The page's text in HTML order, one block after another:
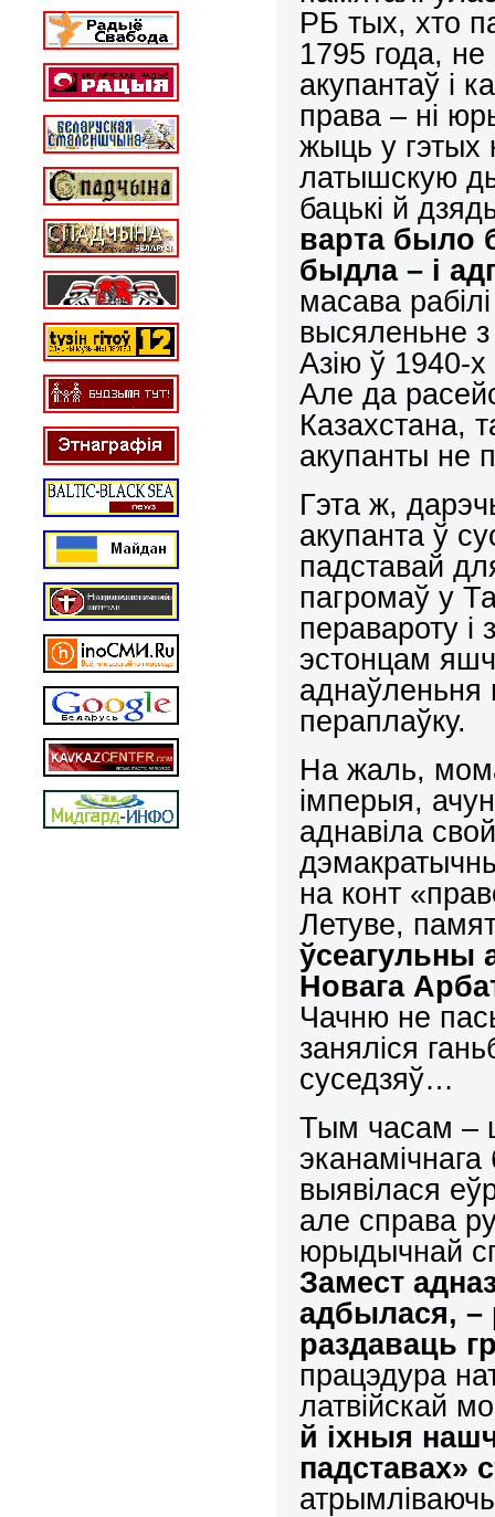
РБ тых, хто
1795 года,
акупантаў і
права – ні
жыць у гэтых
латышскую
бацькі й
варта было
быдла – і
масава
высяленьне
Азію ў 1940-
Але да
Казахстана,
акупанты не
Гэта ж,
акупанта ў
падставай
пагромаў у
перавароту і
эстонцам
аднаўленьня
пераплаўку.
На жаль,
імперыя,
аднавіла
на конт
Летуве,
ўсеагульны
Новага
Чачню не
заняліся
суседзяў…
Тым часам –
эканамічнага
выявілася
але справа
юрыдычнай
Замест
адбылася, –
раздаваць
працэдура
латвійскай
й іхныя
падставах»